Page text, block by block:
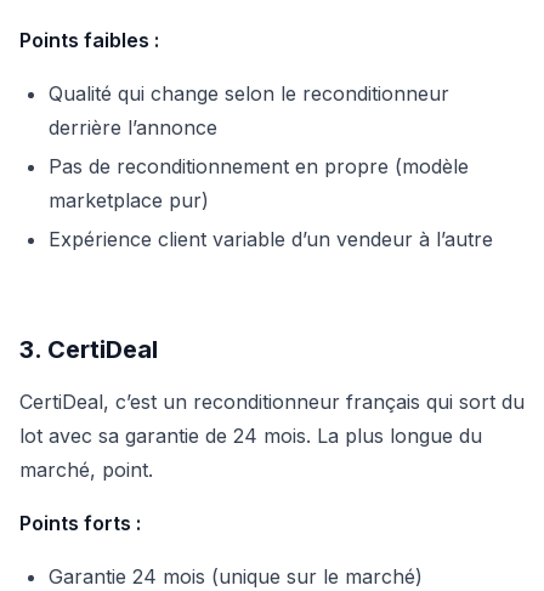
Points faibles :
Qualité qui change selon le reconditionneur
derrière l’annonce
Pas de reconditionnement en propre (modèle
marketplace pur)
Expérience client variable d’un vendeur à l’autre
3. CertiDeal
CertiDeal, c’est un reconditionneur français qui sort du
lot avec sa garantie de 24 mois. La plus longue du
marché, point.
Points forts :
Garantie 24 mois (unique sur le marché)